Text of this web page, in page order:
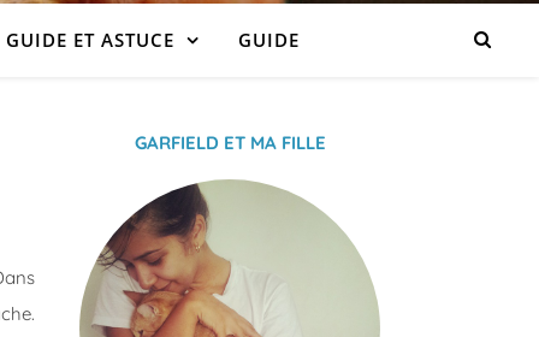
GUIDE ET ASTUCE GUIDE
GARFIELD ET MA FILLE